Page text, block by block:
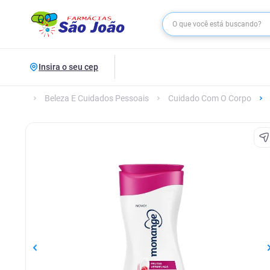
Insira o seu cep
Beleza E Cuidados Pessoais Cuidado Com O Corpo